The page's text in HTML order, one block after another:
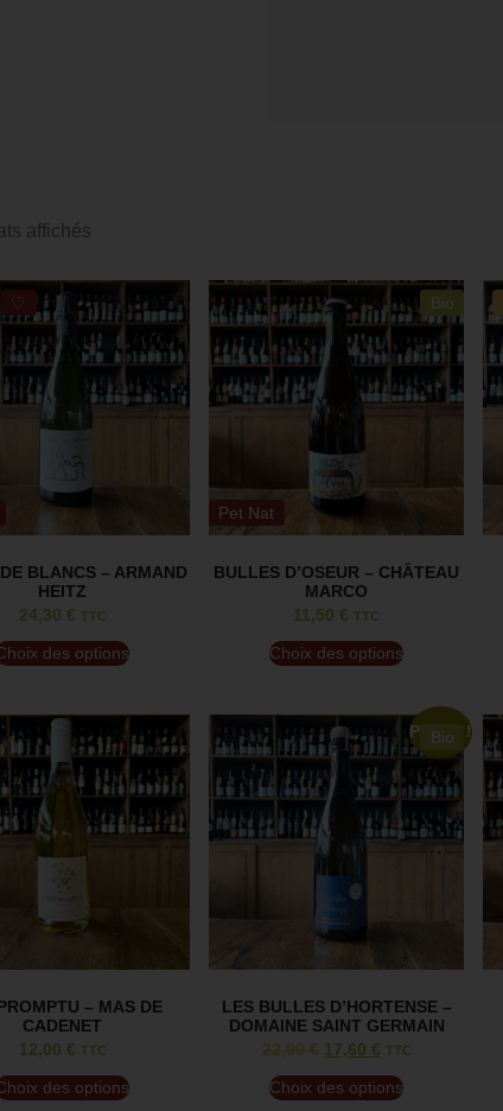
affichés
BLANCS – ARMAND
HEITZ
24,30 € TTC
des options
Pet Nat
Bio
BULLES D’OSEUR – CHÂTEAU
MARCO
11,50€ TTC
Choix des options
– MAS DE
CADENET
12,00 € TTC
des options
Promo !
Bio
LES BULLES D’HORTENSE –
DOMAINE SAINT GERMAIN
22,00€ 17,60 € TTC
Choix des options